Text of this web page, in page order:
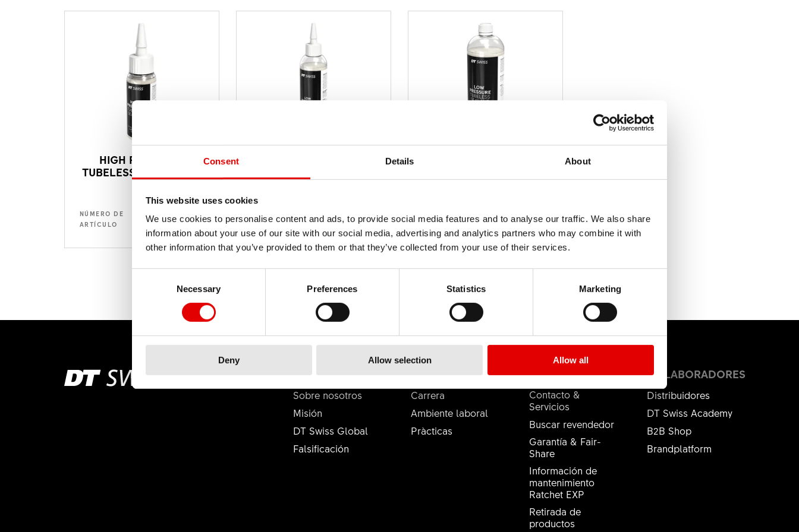
Consent Details About
This website uses cookies
We use cookies to personalise content and ads, to provide social media features and to analyse our traffic. We also share
information about your use of our site with our social media, advertising and analytics partners who may combine it with
other information that you’ve provided to them or that they’ve collected from your use of their services.
Necessary
Preferences Statistics Marketing
Deny Allow selection Allow all
HIGH PRESSURE
TUBELESS SEALANT 60
ML
NÚMERO DE
ARTÍCULO
TVMHP06Z25155S
240 ML
NÚMERO DE
ARTÍCULO
TVMLP24Z25156S
1000 ML
NÚMERO DE
ARTÍCULO
TVMLP10Z25157S
DT SWISS
Sobre nosotros
Misión
DT Swiss Global
Falsificación
CARRERA
Carrera
Ambiente laboral
Pràcticas
SERVICIOS
Contacto &
Servicios
Buscar revendedor
Garantía & Fair-
Share
Información de
mantenimiento
Ratchet EXP
Retirada de
productos
COLABORADORES
Distribuidores
DT Swiss Academy
B2B Shop
Brandplatform